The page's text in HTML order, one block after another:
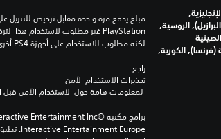
الروسية,
الكورية,
لكنه مطلوب للاستخدام على أجهزة PS4 أخرى.
راجع
تحذيرات الاستخدام الآمن